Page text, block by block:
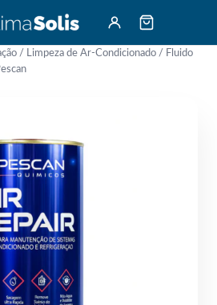
/ Limpeza de Ar-Condicionado / Fluido